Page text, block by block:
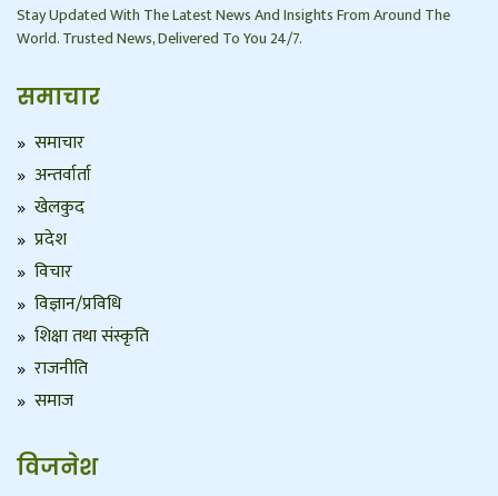
Stay Updated With The Latest News And Insights From Around The
World. Trusted News, Delivered To You 24/7.
समाचार
समाचार
अन्तर्वार्ता
खेलकुद
प्रदेश
विचार
विज्ञान/प्रविधि
शिक्षा तथा संस्कृति
राजनीति
समाज
विजनेश